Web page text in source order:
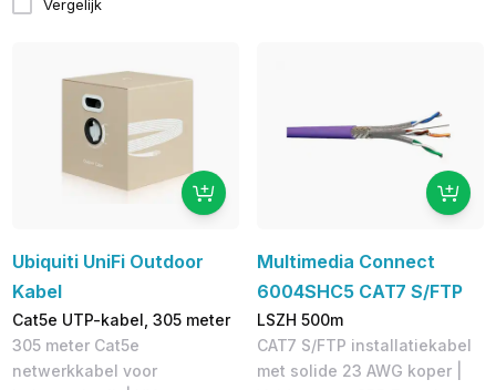
Vergelijk
Ubiquiti UniFi Outdoor
Kabel
Cat5e UTP-kabel, 305 meter
305 meter Cat5e
netwerkkabel voor
Multimedia Connect
6004SHC5 CAT7 S/FTP
LSZH 500m
CAT7 S/FTP installatiekabel
met solide 23 AWG koper |